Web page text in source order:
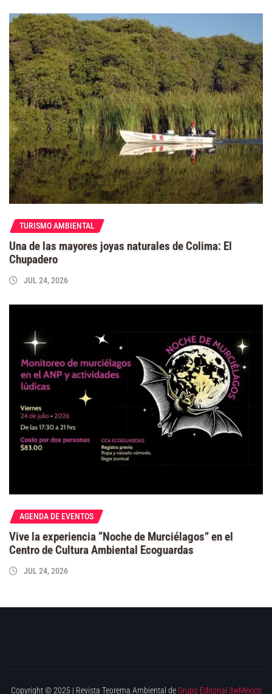
TURISMO AMBIENTAL
Una de las mayores joyas naturales de Colima: El
Chupadero
JUL 24, 2026
AGENDA DE EVENTOS
Vive la experiencia “Noche de Murciélagos” en el
Centro de Cultura Ambiental Ecoguardas
JUL 24, 2026
Copyright © 2025 | Revista Teorema Ambiental de Grupo Editorial 3wMéxico